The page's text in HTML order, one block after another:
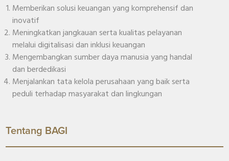
Memberikan solusi keuangan yang komprehensif dan
inovatif
Meningkatkan jangkauan serta kualitas pelayanan
melalui digitalisasi dan inklusi keuangan
Mengembangkan sumber daya manusia yang handal
dan berdedikasi
Menjalankan tata kelola perusahaan yang baik serta
peduli terhadap masyarakat dan lingkungan
Tentang BAGI